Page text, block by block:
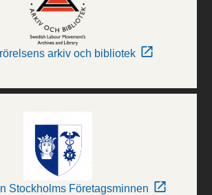
arkiv och bibliotek
Stockholms Företagsminnen